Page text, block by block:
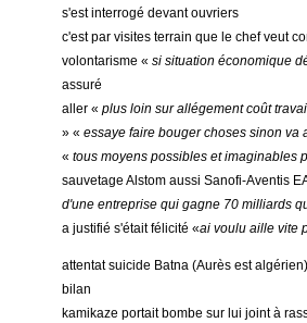
s'est interrogé devant ouvriers
c'est par visites terrain que le chef veut
volontarisme « si situation économique
assuré
aller « plus loin sur allégement coût
» « essaye faire bouger choses sinon va
« tous moyens possibles et imaginables
sauvetage Alstom aussi Sanofi-Aventis
d'une entreprise qui gagne 70 milliards
a justifié s'était félicité «ai voulu aille vite
attentat suicide Batna (Aurès est
bilan
kamikaze portait bombe sur lui joint à